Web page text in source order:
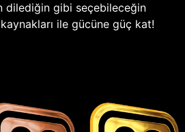
dilediğin gibi seçebileceğin
ile gücüne güç kat!